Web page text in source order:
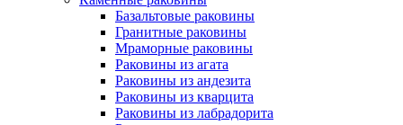
Базальтовые раковины
Гранитные раковины
Мраморные раковины
Раковины из агата
Раковины из андезита
Раковины из кварцита
Раковины из лабрадорита